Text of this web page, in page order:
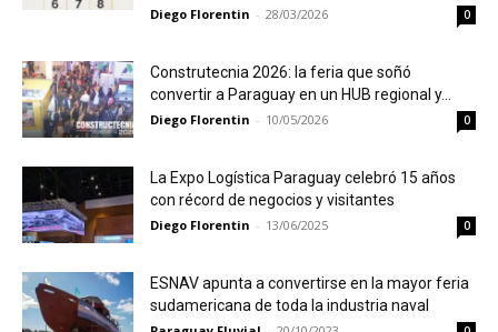
Diego Florentin - 28/03/2026 0
Construtecnia 2026: la feria que soñó
convertir a Paraguay en un HUB regional y...
Diego Florentin - 10/05/2026 0
La Expo Logística Paraguay celebró 15 años
con récord de negocios y visitantes
Diego Florentin - 13/06/2025 0
ESNAV apunta a convertirse en la mayor feria
sudamericana de toda la industria naval